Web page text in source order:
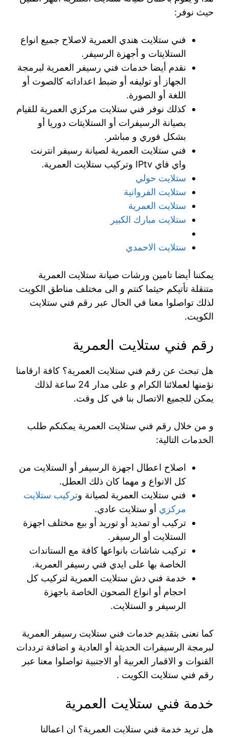
حيث نوفر:
فني ستلايت هندي العمرية لاصلاح جميع انواع
الستلايتات و أجهزة الرسيفر.
نقدم أيضا خدمات فني رسيفر العمرية لبرمجة
الجهاز أو توليفه أو ضبط اعداداته كالصوت أو
اللغة أو الصورة.
كذلك نوفر فني ستلايت مركزي العمرية للقيام
بصيانة الرسيفرات أو الستلايتات دوريا أو
بشكل فوري و مباشر.
فني ستلايت العمرية لصيانة رسيفر انترنت
واي فاي IPtv وتركيب ستلايت العمرية.
ستلايت حولي
ستلايت الفروانية
ستلايت العمرية
ستلايت مبارك الكبير
ستلايت الاحمدي
يمكننا أيضا تامين ورشات صيانة ستلايت العمرية
متنقلة تأتيكم حيثما كنتم و الى مختلف مناطق الكويت
لذلك تواصلوا معنا في الحال عبر رقم فني ستلايت
الكويت.
رقم فني ستلايت العمرية
هل تبحث عن رقم فني ستلايت العمرية؟ كافة ارقامنا
نؤمنها لعملائنا الكرام و على مدار 24 ساعة لذلك
يمكن للجميع الاتصال بنا في كل وقت.
و من خلال رقم فني ستلايت العمرية يمكنكم طلب
الخدمات التالية:
اصلاح اعطال اجهزة الرسيفر أو الستلايت من
كل الانواع و مهما كان ذلك العطل.
فني ستلايت العمرية لصيانة وتركيب ستلايت
مركزي أو ستلايت عادي.
تركيب أو تمديد أو توريد أو بيع مختلف اجهزة
الستلايت أو الرسيفر.
تركيب شاشات بانواعها كافة مع الستاندات
الخاصة بها على ايدي فني رسيفر العمرية.
خدمة فني دش ستلايت العمرية لتركيب كل
احجام أو انواع الصحون الخاصة باجهزة
الرسيفر و الستلايت.
كما نعنى بتقديم خدمات فني ستلايت رسيفر العمرية
لبرمجة الرسيفرات الحديثة أو العادية و اضافة ترددات
القنوات و الاقمار العربية أو الاجنبية تواصلوا معنا عبر
رقم فني ستلايت الكويت .
خدمة فني ستلايت العمرية
هل تريد خدمة فني ستلايت العمرية؟ ان اعمالنا